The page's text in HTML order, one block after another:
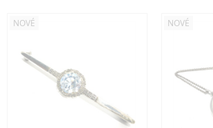
NOVÉ NOVÉ